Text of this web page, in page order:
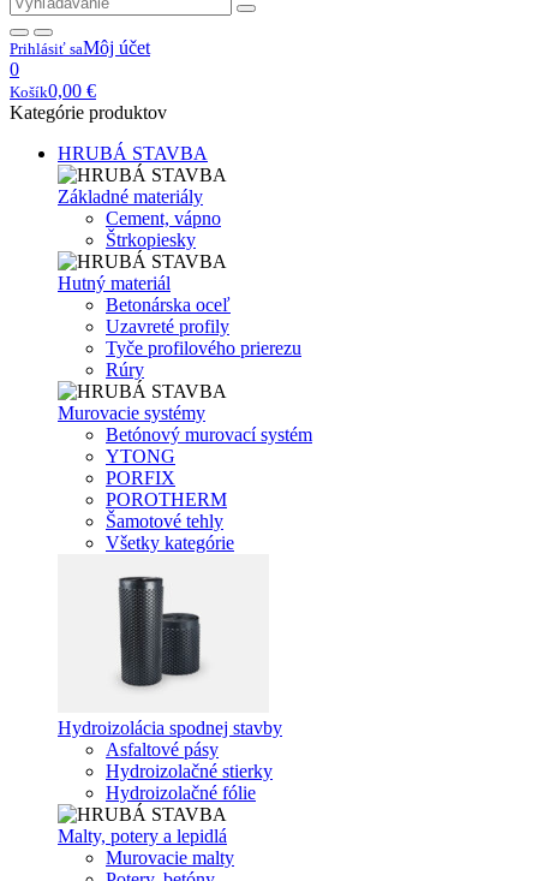
Prihlásiť saMôj účet
0
Košík0,00 €
Kategórie produktov
HRUBÁ STAVBA
Základné materiály
Cement, vápno
Štrkopiesky
Hutný materiál
Betonárska oceľ
Uzavreté profily
Tyče profilového prierezu
Rúry
Murovacie systémy
Betónový murovací systém
YTONG
PORFIX
POROTHERM
Šamotové tehly
Všetky kategórie
Hydroizolácia spodnej stavby
Asfaltové pásy
Hydroizolačné stierky
Hydroizolačné fólie
Malty, potery a lepidlá
Murovacie malty